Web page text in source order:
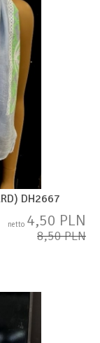
DH2667
netto 4,50 PLN
8,50 PLN